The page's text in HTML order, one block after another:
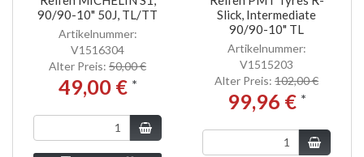
90/90-10" 50J, TL/TT
Artikelnummer:
V1516304
Alter Preis: 50,00 €
49,00 € *
Slick, Intermediate
90/90-10" TL
Artikelnummer:
V1515203
Alter Preis: 102,00 €
99,96 € *